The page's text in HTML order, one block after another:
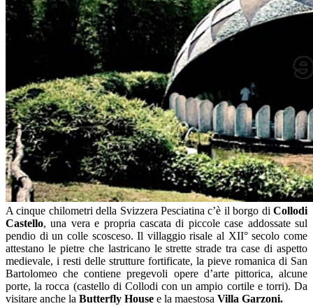
A cinque chilometri della Svizzera Pesciatina c’è il borgo di Collodi
Castello, una vera e propria cascata di piccole case addossate sul
pendio di un colle scosceso. Il villaggio risale al XII° secolo come
attestano le pietre che lastricano le strette strade tra case di aspetto
medievale, i resti delle strutture fortificate, la pieve romanica di San
Bartolomeo che contiene pregevoli opere d’arte pittorica, alcune
porte, la rocca (castello di Collodi con un ampio cortile e torri). Da
visitare anche la Butterfly House e la maestosa Villa Garzoni.